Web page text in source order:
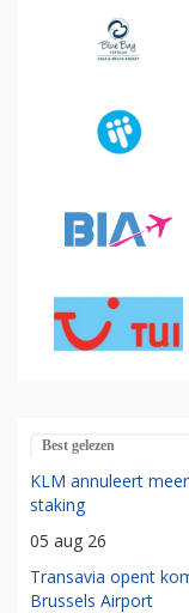
Best gelezen
KLM annuleert
staking
05 aug 26
Transavia opent
Brussels Airport